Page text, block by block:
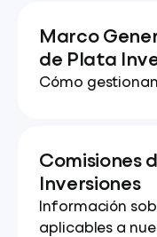
Marco
de Plata
Cómo
Comisiones
Inversiones
Información
aplicables a